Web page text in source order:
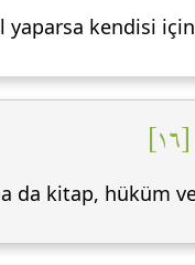
yaparsa kendisi
da kitap, hüküm